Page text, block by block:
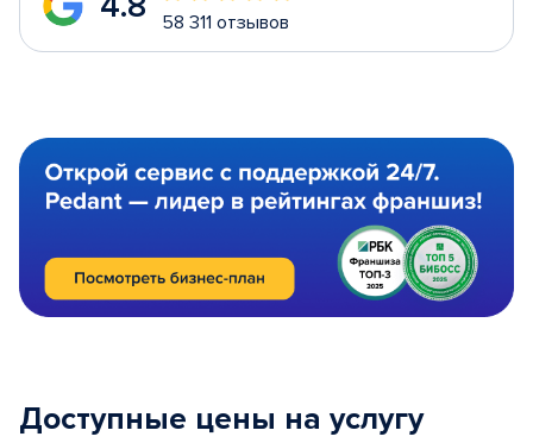
58 311 отзывов
Доступные цены на услугу